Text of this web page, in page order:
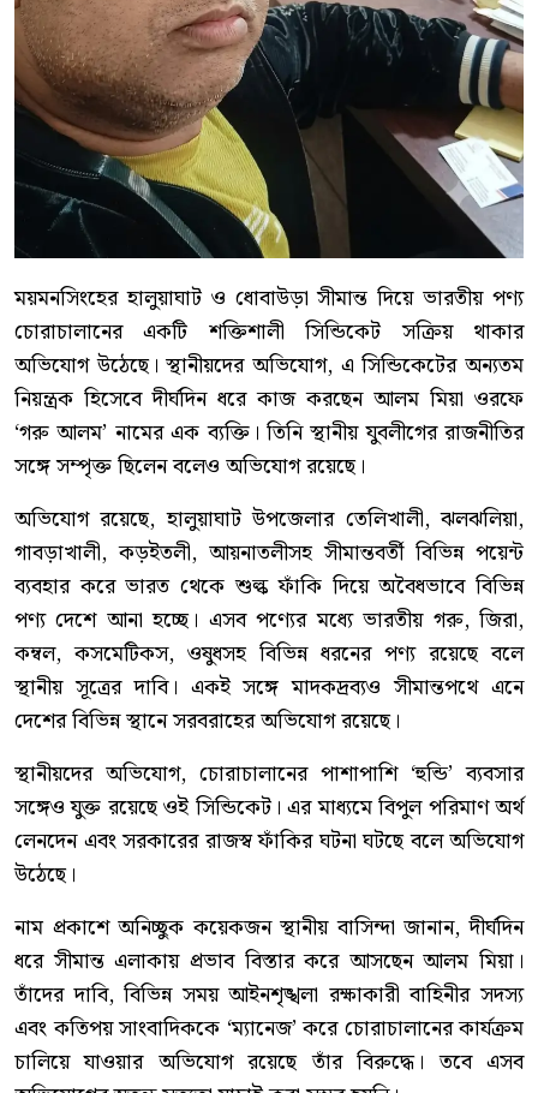
ময়মনসিংহের হালুয়াঘাট ও ধোবাউড়া সীমান্ত দিয়ে ভারতীয় পণ্য
চোরাচালানের একটি শক্তিশালী সিন্ডিকেট সক্রিয় থাকার
অভিযোগ উঠেছে। স্থানীয়দের অভিযোগ, এ সিন্ডিকেটের অন্যতম
নিয়ন্ত্রক হিসেবে দীর্ঘদিন ধরে কাজ করছেন আলম মিয়া ওরফে
‘গরু আলম’ নামের এক ব্যক্তি। তিনি স্থানীয় যুবলীগের রাজনীতির
সঙ্গে সম্পৃক্ত ছিলেন বলেও অভিযোগ রয়েছে।
অভিযোগ রয়েছে, হালুয়াঘাট উপজেলার তেলিখালী, ঝলঝলিয়া,
গাবড়াখালী, কড়ইতলী, আয়নাতলীসহ সীমান্তবর্তী বিভিন্ন পয়েন্ট
ব্যবহার করে ভারত থেকে শুল্ক ফাঁকি দিয়ে অবৈধভাবে বিভিন্ন
পণ্য দেশে আনা হচ্ছে। এসব পণ্যের মধ্যে ভারতীয় গরু, জিরা,
কম্বল, কসমেটিকস, ওষুধসহ বিভিন্ন ধরনের পণ্য রয়েছে বলে
স্থানীয় সূত্রের দাবি। একই সঙ্গে মাদকদ্রব্যও সীমান্তপথে এনে
দেশের বিভিন্ন স্থানে সরবরাহের অভিযোগ রয়েছে।
স্থানীয়দের অভিযোগ, চোরাচালানের পাশাপাশি ‘হুন্ডি’ ব্যবসার
সঙ্গেও যুক্ত রয়েছে ওই সিন্ডিকেট। এর মাধ্যমে বিপুল পরিমাণ অর্থ
লেনদেন এবং সরকারের রাজস্ব ফাঁকির ঘটনা ঘটছে বলে অভিযোগ
উঠেছে।
নাম প্রকাশে অনিচ্ছুক কয়েকজন স্থানীয় বাসিন্দা জানান, দীর্ঘদিন
ধরে সীমান্ত এলাকায় প্রভাব বিস্তার করে আসছেন আলম মিয়া।
তাঁদের দাবি, বিভিন্ন সময় আইনশৃঙ্খলা রক্ষাকারী বাহিনীর সদস্য
এবং কতিপয় সাংবাদিককে ‘ম্যানেজ’ করে চোরাচালানের কার্যক্রম
চালিয়ে যাওয়ার অভিযোগ রয়েছে তাঁর বিরুদ্ধে। তবে এসব